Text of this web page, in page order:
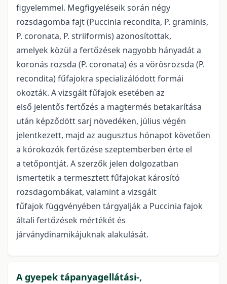
figyelemmel. Megfigyeléseik során négy
rozsdagomba fajt (Puccinia recondita, P. graminis,
P. coronata, P. striiformis) azonosítottak,
amelyek közül a fertőzések nagyobb hányadát a
koronás rozsda (P. coronata) és a vörösrozsda (P.
recondita) fűfajokra specializálódott formái
okozták. A vizsgált fűfajok esetében az
első jelentős fertőzés a magtermés betakarítása
után képződött sarj növedéken, július végén
jelentkezett, majd az augusztus hónapot követően
a kórokozók fertőzése szeptemberben érte el
a tetőpontját. A szerzők jelen dolgozatban
ismertetik a termesztett fűfajokat károsító
rozsdagombákat, valamint a vizsgált
fűfajok függvényében tárgyalják a Puccinia fajok
általi fertőzések mértékét és
járványdinamikájuknak alakulását.
A gyepek tápanyagellátási-,